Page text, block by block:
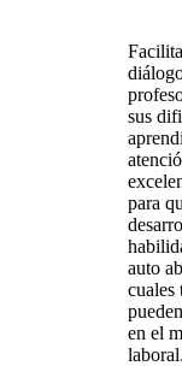
sus
para
auto
cuales
en el
laboral.